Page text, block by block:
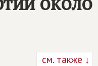
см. также ↓